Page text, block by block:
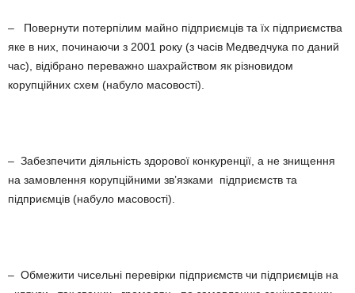
– Повернути потерпілим майно підприємців та їх підприємства
яке в них, починаючи з 2001 року (з часів Медведчука по даний
час), відібрано переважно шахрайством як різновидом
корупційних схем (набуло масовості).
– Забезпечити діяльність здорової конкуренції, а не знищення
на замовлення корупційними зв’язками підприємств та
підприємців (набуло масовості).
– Обмежити чисельні перевірки підприємств чи підприємців на